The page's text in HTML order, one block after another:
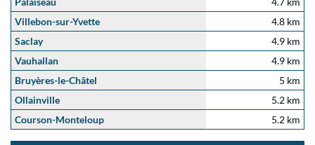
Villebon-sur-Yvette
4.8 km
Saclay
4.9 km
Vauhallan
4.9 km
Bruyères-le-Châtel
5 km
Ollainville
5.2 km
Courson-Monteloup
5.2 km